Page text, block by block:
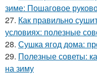
зиме: Пошаговое
27. Как правильно
условиях: полезные
28. Сушка ягод дома:
29. Полезные советы:
на зиму